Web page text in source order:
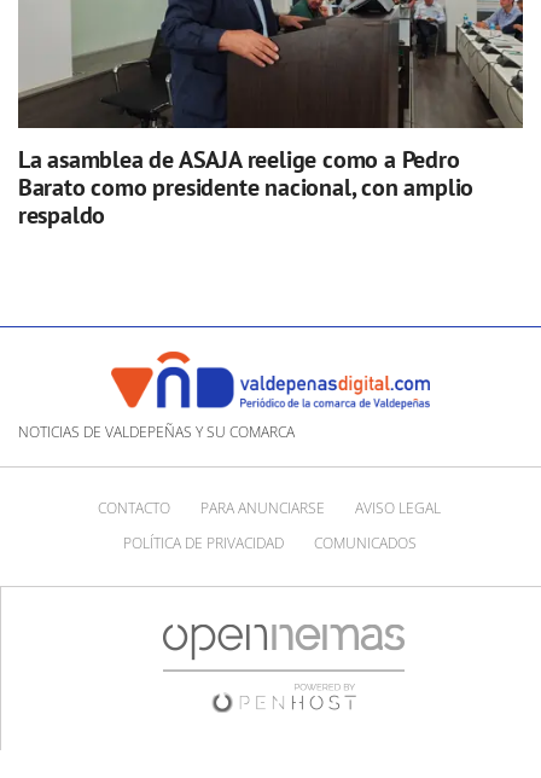
La asamblea de ASAJA reelige como a Pedro
Barato como presidente nacional, con amplio
respaldo
NOTICIAS DE VALDEPEÑAS Y SU COMARCA
CONTACTO PARA ANUNCIARSE
AVISO LEGAL
POLÍTICA DE PRIVACIDAD
COMUNICADOS